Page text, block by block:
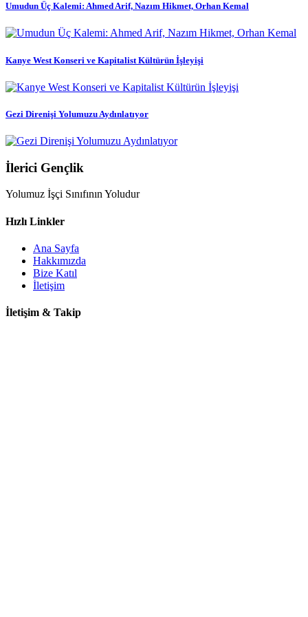
Umudun Üç Kalemi: Ahmed Arif, Nazım Hikmet, Orhan Kemal
Kanye West Konseri ve Kapitalist Kültürün İşleyişi
Gezi Direnişi Yolumuzu Aydınlatıyor
İlerici Gençlik
Yolumuz İşçi Sınıfının Yoludur
Hızlı Linkler
Ana Sayfa
Hakkımızda
Bize Katıl
İletişim
İletişim & Takip